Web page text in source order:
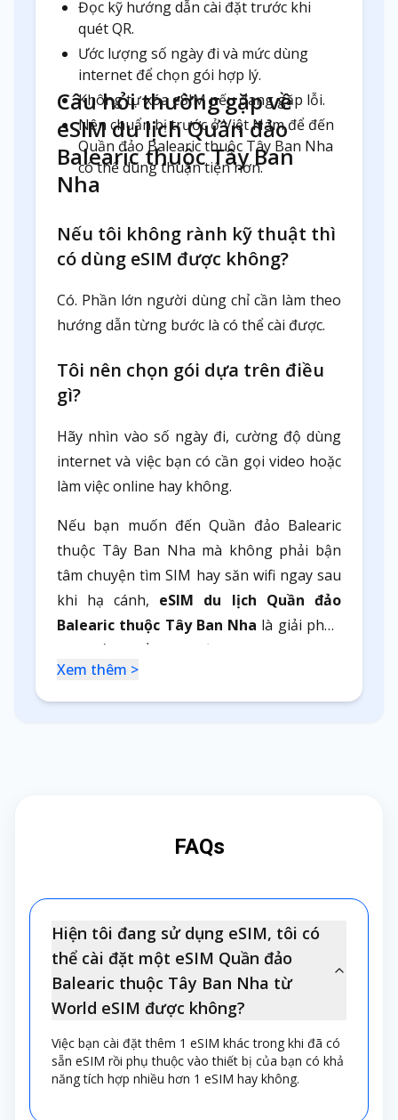
Đọc kỹ hướng dẫn cài đặt trước khi
quét QR.
Ước lượng số ngày đi và mức dùng
internet để chọn gói hợp lý.
Không tự xóa eSIM nếu đang gặp lỗi.
Nên chuẩn bị trước ở Việt Nam để đến
Quần đảo Balearic thuộc Tây Ban Nha
có thể dùng thuận tiện hơn.
Câu hỏi thường gặp về
eSIM du lịch Quần đảo
Balearic thuộc Tây Ban
Nha
Nếu tôi không rành kỹ thuật thì
có dùng eSIM được không?
Có. Phần lớn người dùng chỉ cần làm theo
hướng dẫn từng bước là có thể cài được.
Tôi nên chọn gói dựa trên điều
gì?
Hãy nhìn vào số ngày đi, cường độ dùng
internet và việc bạn có cần gọi video hoặc
làm việc online hay không.
Nếu bạn muốn đến Quần đảo Balearic
thuộc Tây Ban Nha mà không phải bận
tâm chuyện tìm SIM hay săn wifi ngay sau
khi hạ cánh, eSIM du lịch Quần đảo
Balearic thuộc Tây Ban Nha là giải pháp
thực tế. Chuẩn bị trước cùng World eSIM
sẽ giúp chuyến đi chủ động hơn ngay từ
đầu.
Xem thêm >
FAQs
Hiện tôi đang sử dụng eSIM, tôi có
thể cài đặt một eSIM Quần đảo
Balearic thuộc Tây Ban Nha từ
World eSIM được không?
Việc bạn cài đặt thêm 1 eSIM khác trong khi đã có
sẵn eSIM rồi phụ thuộc vào thiết bị của bạn có khả
năng tích hợp nhiều hơn 1 eSIM hay không.